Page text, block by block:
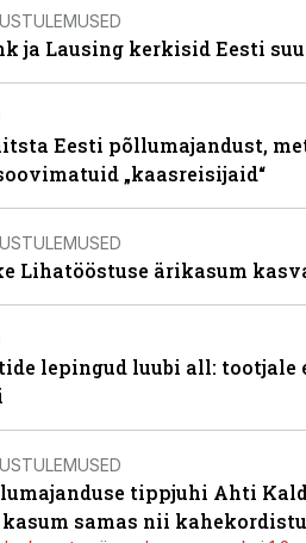
ja Lausing kerkisid Eesti
Eesti põllumajandust,
„kaasreisijaid“
Lihatööstuse ärikasum
lepingud luubi all: tootjale
tippjuhi Ahti
samas nii